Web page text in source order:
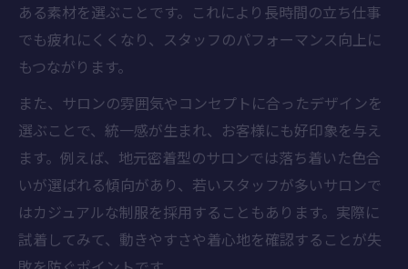
ある素材を選ぶことです。これにより長時間の立ち仕事
でも疲れにくくなり、スタッフのパフォーマンス向上に
もつながります。
また、サロンの雰囲気やコンセプトに合ったデザインを
選ぶことで、統一感が生まれ、お客様にも好印象を与え
ます。例えば、地元密着型のサロンでは落ち着いた色合
いが選ばれる傾向があり、若いスタッフが多いサロンで
はカジュアルな制服を採用することもあります。実際に
試着してみて、動きやすさや着心地を確認することが失